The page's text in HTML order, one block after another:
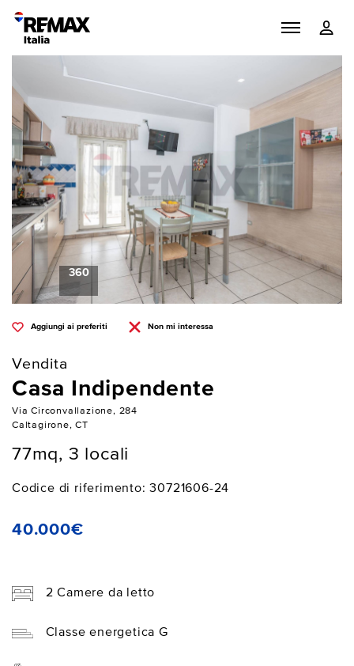
360
Aggiungi ai preferiti Non mi interessa
Vendita
Casa Indipendente
Via Circonvallazione, 284
Caltagirone, CT
77mq, 3 locali
Codice di riferimento: 30721606-24
40.000€
2 Camere da letto
Classe energetica G